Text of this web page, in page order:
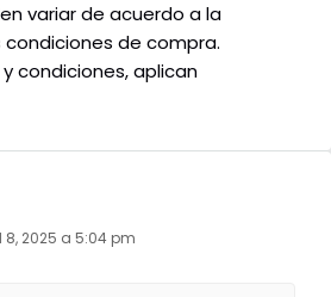
variar de acuerdo a la
de compra.
condiciones, aplican
2025 a 5:04 pm